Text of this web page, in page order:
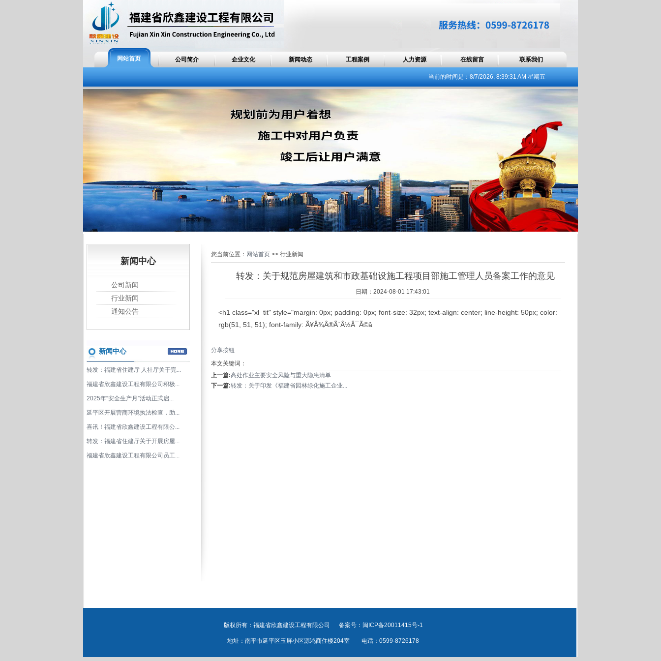
网站首页 公司简介 企业文化 新闻动态 工程案例 人力资源 在线留言 联系我们
当前的时间是： 8/7/2026, 8:39:32 AM 星期五
新闻中心
公司新闻
行业新闻
通知公告
新闻中心
转发：福建省住建厅 人社厅关于完...
福建省欣鑫建设工程有限公司积极...
2025年“安全生产月”活动正式启...
延平区开展营商环境执法检查，助...
喜讯！福建省欣鑫建设工程有限公...
转发：福建省住建厅关于开展房屋...
福建省欣鑫建设工程有限公司员工...
您当前位置： 网站首页>> 行业新闻
转发：关于规范房屋建筑和市政基础设施工程项目部施工管理人员备案工作的意见
日期：2024-08-01 17:43:01
<h1 class="xl_tit" style="margin: 0px; padding: 0px; font-size: 32px; text-align: center; line-height: 50px; color:
rgb(51, 51, 51); font-family: Ã¥Â¾Â®Ã¨Â½Â¯Ã©â
分享按钮
本文关键词：
上一篇:高处作业主要安全风险与重大隐患清单
下一篇:转发：关于印发《福建省园林绿化施工企业...
版权所有：福建省欣鑫建设工程有限公司 备案号：闽ICP备20011415号-1
地址：南平市延平区玉屏小区源鸿商住楼204室 电话：0599-8726178